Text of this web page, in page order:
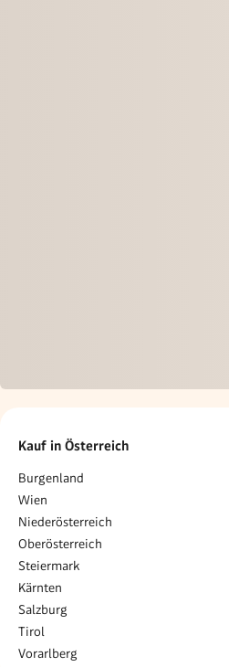
Kauf in Österreich
Burgenland
Wien
Niederösterreich
Oberösterreich
Steiermark
Kärnten
Salzburg
Tirol
Vorarlberg